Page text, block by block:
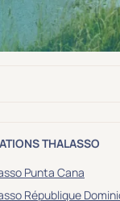
THALASSO
Punta Cana
République